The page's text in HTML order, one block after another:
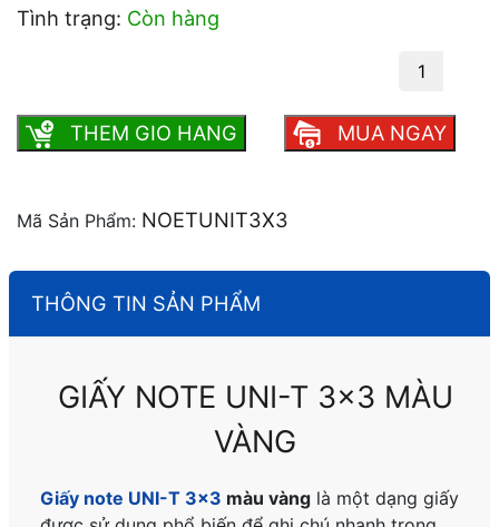
Tình trạng: Còn hàng
THEM GIO HANG MUA NGAY
Mã Sản Phẩm: NOETUNIT3X3
THÔNG TIN SẢN PHẨM
GIẤY NOTE UNI-T 3×3 MÀU
VÀNG
Giấy note UNI-T 3×3 màu vàng là một dạng giấy